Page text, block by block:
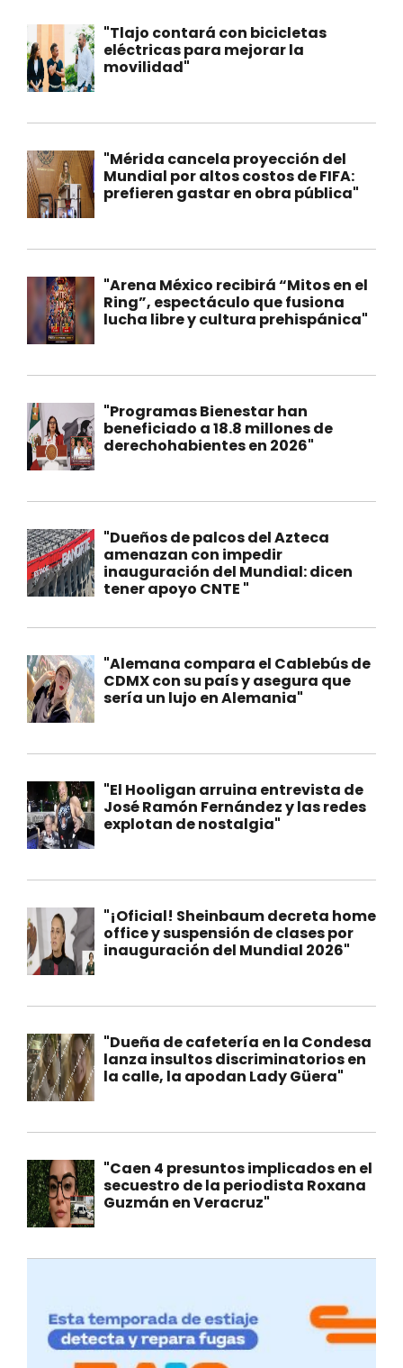
"Tlajo contará con bicicletas
eléctricas para mejorar la
movilidad"
"Mérida cancela proyección del
Mundial por altos costos de FIFA:
prefieren gastar en obra pública"
"Arena México recibirá “Mitos en el
Ring”, espectáculo que fusiona
lucha libre y cultura prehispánica"
"Programas Bienestar han
beneficiado a 18.8 millones de
derechohabientes en 2026"
"Dueños de palcos del Azteca
amenazan con impedir
inauguración del Mundial: dicen
tener apoyo CNTE "
"Alemana compara el Cablebús de
CDMX con su país y asegura que
sería un lujo en Alemania"
"El Hooligan arruina entrevista de
José Ramón Fernández y las redes
explotan de nostalgia"
"¡Oficial! Sheinbaum decreta home
office y suspensión de clases por
inauguración del Mundial 2026"
"Dueña de cafetería en la Condesa
lanza insultos discriminatorios en
la calle, la apodan Lady Güera"
"Caen 4 presuntos implicados en el
secuestro de la periodista Roxana
Guzmán en Veracruz"